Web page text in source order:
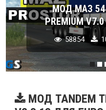
МОД МАЗ
PREMIUM
58854
МОД TANDEM